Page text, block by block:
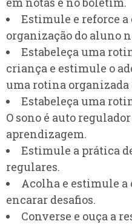
Estimule e reforce a
organização do aluno
Estabeleça uma
criança e estimule o
uma rotina organizada
Estabeleça uma
O sono é auto
aprendizagem.
Estimule a prática
regulares.
Acolha e estimule a
encarar desafios.
Converse e ouça a